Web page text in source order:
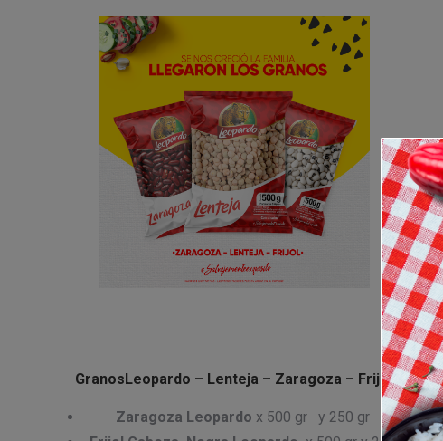
GranosLeopardo – Lenteja – Zaragoza – Frijol
Zaragoza Leopardo x 500 gr y 250 gr